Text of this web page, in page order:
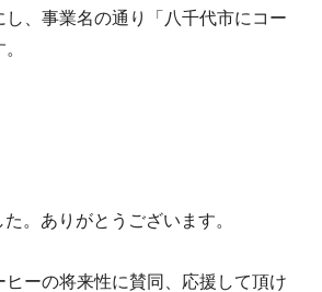
し、事業名の通り「八千代市にコー
。ありがとうございます。
ーの将来性に賛同、応援して頂け